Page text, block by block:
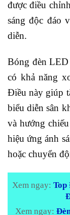
được điều
sáng độc đáo
diễn.
Bóng đèn
có khả năng
Điều này giúp
biểu diễn sân
và hướng
hiệu ứng ánh
hoặc chuyển
Xem ngay: Top
Xem ngay: